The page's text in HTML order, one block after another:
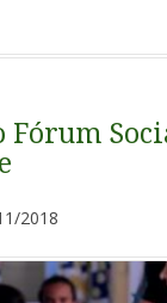
Fórum
2018